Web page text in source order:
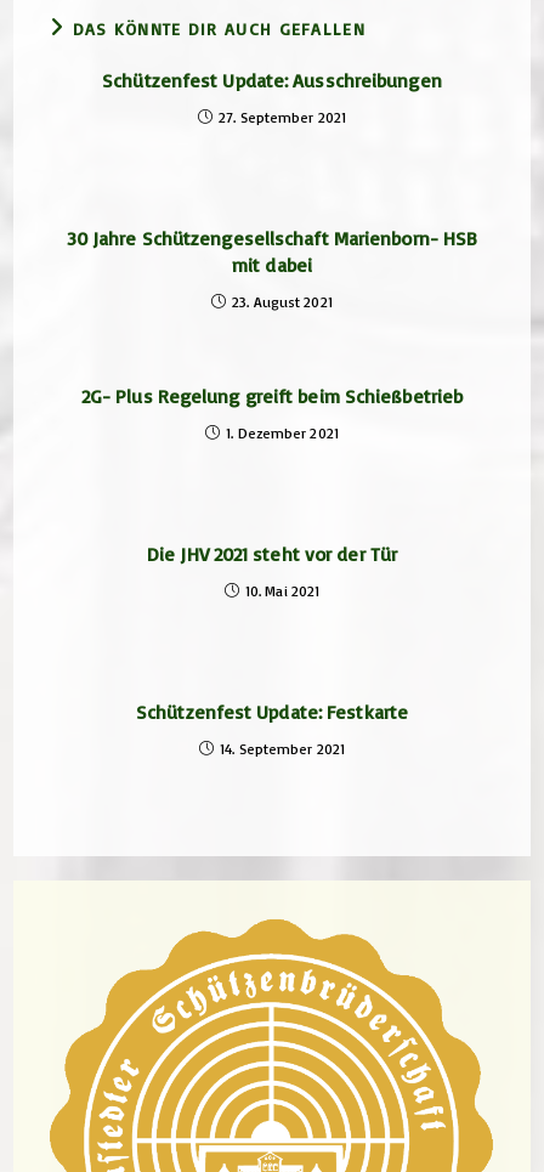
DAS KÖNNTE DIR AUCH GEFALLEN
Schützenfest Update: Ausschreibungen
27. September 2021
30 Jahre Schützengesellschaft Marienborn- HSB
mit dabei
23. August 2021
2G- Plus Regelung greift beim Schießbetrieb
1. Dezember 2021
Die JHV 2021 steht vor der Tür
10. Mai 2021
Schützenfest Update: Festkarte
14. September 2021